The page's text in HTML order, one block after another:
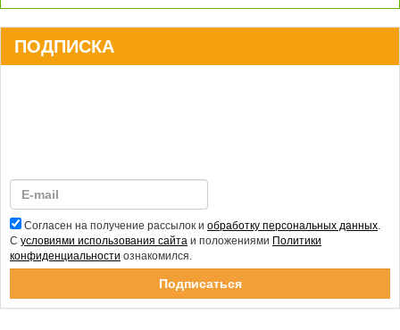
ПОДПИСКА
Согласен на получение рассылок и обработку персональных данных
С условиями использования сайта и положениями Политики
конфиденциальности ознакомился.